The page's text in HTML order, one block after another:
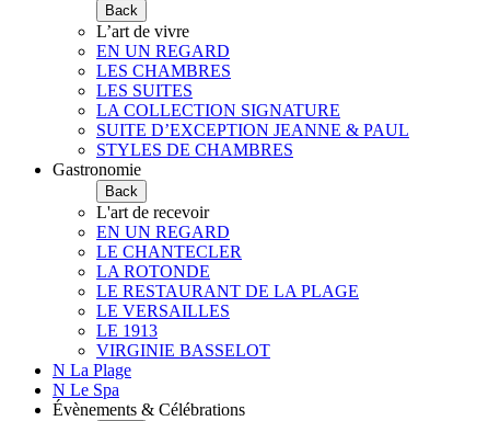
Back
L’art de vivre
EN UN REGARD
LES CHAMBRES
LES SUITES
LA COLLECTION SIGNATURE
SUITE D’EXCEPTION JEANNE & PAUL
STYLES DE CHAMBRES
Gastronomie
Back
L'art de recevoir
EN UN REGARD
LE CHANTECLER
LA ROTONDE
LE RESTAURANT DE LA PLAGE
LE VERSAILLES
LE 1913
VIRGINIE BASSELOT
N La Plage
N Le Spa
Évènements & Célébrations